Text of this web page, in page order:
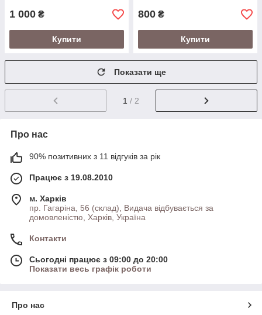
1 000 ₴
Купити
800 ₴
Купити
Показати ще
1 / 2
Про нас
90% позитивних з 11 відгуків за рік
Працює з 19.08.2010
м. Харків
пр. Гагаріна, 56 (склад), Видача відбувається за
домовленістю, Харків, Україна
Контакти
Сьогодні працює з 09:00 до 20:00
Показати весь графік роботи
Про нас